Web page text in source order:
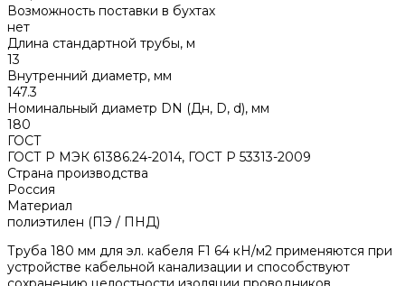
Возможность поставки в бухтах
нет
Длина стандартной трубы, м
13
Внутренний диаметр, мм
147.3
Номинальный диаметр DN (Дн, D, d), мм
180
ГОСТ
ГОСТ Р МЭК 61386.24-2014, ГОСТ Р 53313-2009
Страна производства
Россия
Материал
полиэтилен (ПЭ / ПНД)
Труба 180 мм для эл. кабеля F1 64 кН/м2 применяются при
устройстве кабельной канализации и способствуют